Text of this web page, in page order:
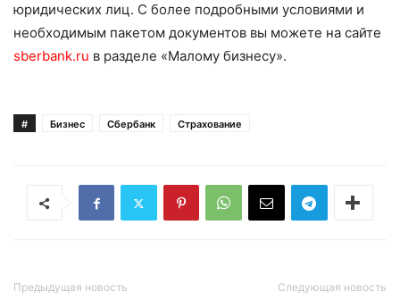
юридических лиц. С более подробными условиями и
необходимым пакетом документов вы можете на сайте
sberbank.ru в разделе «Малому бизнесу».
# Бизнес Сбербанк Страхование
Предыдущая новость Следующая новость